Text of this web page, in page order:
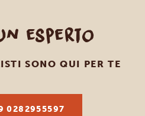
esperto
SONO QUI PER TE
0282955597